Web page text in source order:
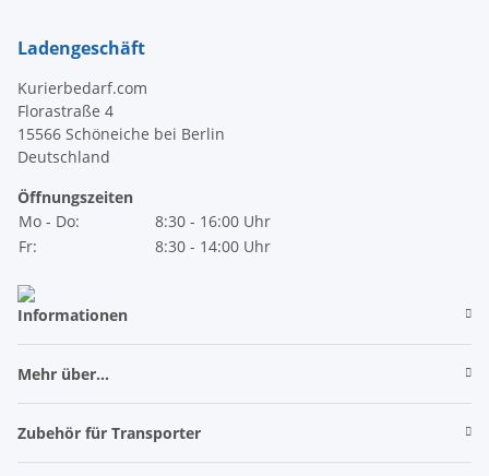
Ladengeschäft
Kurierbedarf.com
Florastraße 4
15566 Schöneiche bei Berlin
Deutschland
Öffnungszeiten
Mo - Do:
8:30 - 16:00 Uhr
Fr:
8:30 - 14:00 Uhr
Informationen
Mehr über...
Zubehör für Transporter